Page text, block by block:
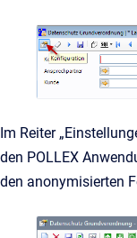
Im Reiter
den POLLEX
den anonymisierten